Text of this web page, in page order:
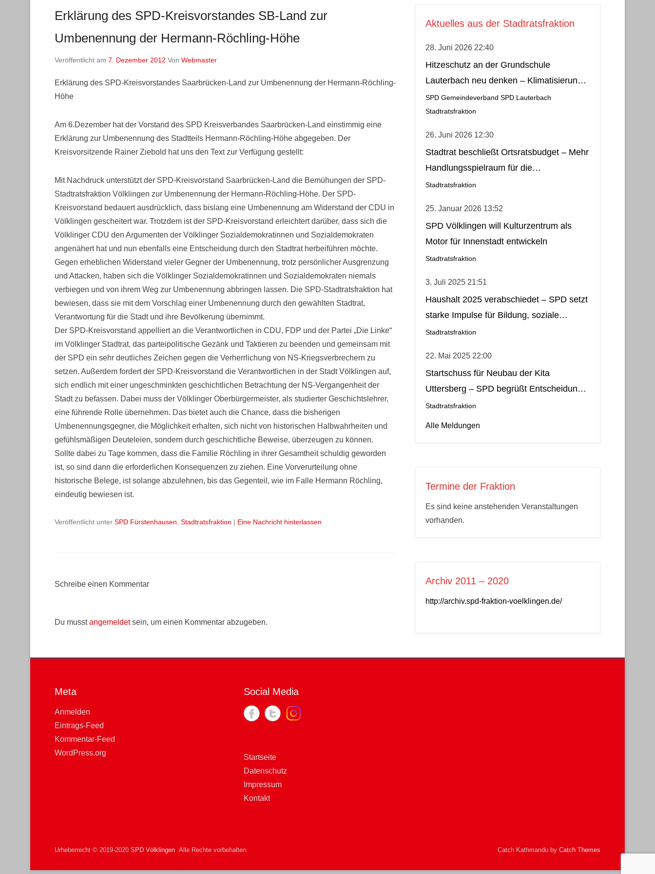
Erklärung des SPD-Kreisvorstandes SB-Land zur
Umbenennung der Hermann-Röchling-Höhe
Veröffentlicht am 7. Dezember 2012 Von Webmaster
Erklärung des SPD-Kreisvorstandes Saarbrücken-Land zur Umbenennung der Hermann-Röchling-
Höhe
Am 6.Dezember hat der Vorstand des SPD Kreisverbandes Saarbrücken-Land einstimmig eine
Erklärung zur Umbenennung des Stadtteils Hermann-Röchling-Höhe abgegeben. Der
Kreisvorsitzende Rainer Ziebold hat uns den Text zur Verfügung gestellt:
Mit Nachdruck unterstützt der SPD-Kreisvorstand Saarbrücken-Land die Bemühungen der SPD-
Stadtratsfraktion Völklingen zur Umbenennung der Hermann-Röchling-Höhe. Der SPD-
Kreisvorstand bedauert ausdrücklich, dass bislang eine Umbenennung am Widerstand der CDU in
Völklingen gescheitert war. Trotzdem ist der SPD-Kreisvorstand erleichtert darüber, dass sich die
Völklinger CDU den Argumenten der Völklinger Sozialdemokratinnen und Sozialdemokraten
angenähert hat und nun ebenfalls eine Entscheidung durch den Stadtrat herbeiführen möchte.
Gegen erheblichen Widerstand vieler Gegner der Umbenennung, trotz persönlicher Ausgrenzung
und Attacken, haben sich die Völklinger Sozialdemokratinnen und Sozialdemokraten niemals
verbiegen und von ihrem Weg zur Umbenennung abbringen lassen. Die SPD-Stadtratsfraktion hat
bewiesen, dass sie mit dem Vorschlag einer Umbenennung durch den gewählten Stadtrat,
Verantwortung für die Stadt und ihre Bevölkerung übernimmt.
Der SPD-Kreisvorstand appelliert an die Verantwortlichen in CDU, FDP und der Partei „Die Linke“
im Völklinger Stadtrat, das parteipolitische Gezänk und Taktieren zu beenden und gemeinsam mit
der SPD ein sehr deutliches Zeichen gegen die Verherrlichung von NS-Kriegsverbrechern zu
setzen. Außerdem fordert der SPD-Kreisvorstand die Verantwortlichen in der Stadt Völklingen auf,
sich endlich mit einer ungeschminkten geschichtlichen Betrachtung der NS-Vergangenheit der
Stadt zu befassen. Dabei muss der Völklinger Oberbürgermeister, als studierter Geschichtslehrer,
eine führende Rolle übernehmen. Das bietet auch die Chance, dass die bisherigen
Umbenennungsgegner, die Möglichkeit erhalten, sich nicht von historischen Halbwahrheiten und
gefühlsmäßigen Deuteleien, sondern durch geschichtliche Beweise, überzeugen zu können.
Sollte dabei zu Tage kommen, dass die Familie Röchling in ihrer Gesamtheit schuldig geworden
ist, so sind dann die erforderlichen Konsequenzen zu ziehen. Eine Vorverurteilung ohne
historische Belege, ist solange abzulehnen, bis das Gegenteil, wie im Falle Hermann Röchling,
eindeutig bewiesen ist.
Veröffentlicht unter SPD Fürstenhausen Stadtratsfraktion | Eine Nachricht hinterlassen
Schreibe einen Kommentar
Du musstangemeldetsein, um einen Kommentar abzugeben.
Aktuelles aus der Stadtratsfraktion
28. Juni 2026 22:40
Hitzeschutz an der Grundschule
Lauterbach neu denken – Klimatisierung
als wirtschaftliche und nachhaltige Lösung
SPD Gemeindeverband SPD Lauterbach
Stadtratsfraktion
26. Juni 2026 12:30
Stadtrat beschließt Ortsratsbudget – Mehr
Handlungsspielraum für die
Gemeindebezirke
Stadtratsfraktion
25. Januar 2026 13:52
SPD Völklingen will Kulturzentrum als
Motor für Innenstadt entwickeln
Stadtratsfraktion
3. Juli 2025 21:51
Haushalt 2025 verabschiedet – SPD setzt
starke Impulse für Bildung, soziale
Gerechtigkeit, Stadtteilleben und Kultur
Stadtratsfraktion
22. Mai 2025 22:00
Startschuss für Neubau der Kita
Uttersberg – SPD begrüßt Entscheidung
Stadtratsfraktion
Alle Meldungen
Termine der Fraktion
Es sind keine anstehenden Veranstaltungen
vorhanden.
Archiv 2011 – 2020
http://archiv.spd-fraktion-voelklingen.de/
Meta
Anmelden
Eintrags-Feed
Kommentar-Feed
WordPress.org
Social Media
Startseite
Datenschutz
Impressum
Kontakt
Urheberrecht © 2019-2020 SPD Völklingen Alle Rechte vorbehalten. Catch Kathmandu by Catch Themes